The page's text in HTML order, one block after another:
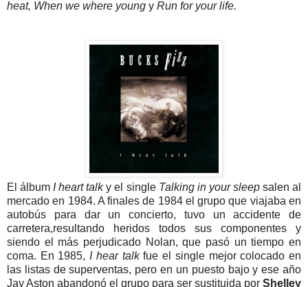
heat, When we where young y Run for your life.
El álbum I heart talky el single Talking in your sleep salen al
mercado en 1984. A finales de 1984 el grupo que viajaba en
autobús para dar un concierto, tuvo un accidente de
carretera,resultando heridos todos sus componentes y
siendo el más perjudicado Nolan, que pasó un tiempo en
coma. En 1985, I hear talkfue el single mejor colocado en
las listas de superventas, pero en un puesto bajo y ese año
Jay Aston abandonó el grupo para ser sustituida por Shelley